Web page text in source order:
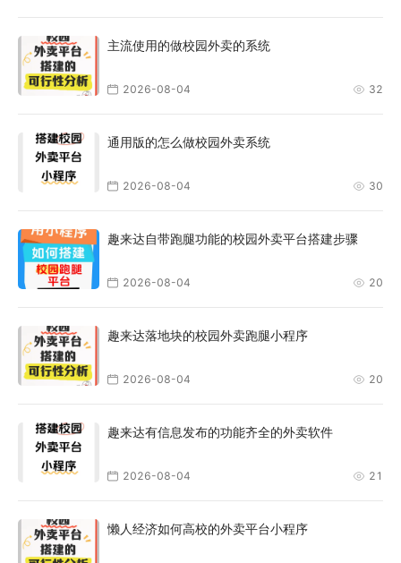
主流使用的做校园外卖的系统
2026-08-04 32
通用版的怎么做校园外卖系统
2026-08-04 30
趣来达自带跑腿功能的校园外卖平台搭建步骤
2026-08-04 20
趣来达落地块的校园外卖跑腿小程序
2026-08-04 20
趣来达有信息发布的功能齐全的外卖软件
2026-08-04 21
懒人经济如何高校的外卖平台小程序